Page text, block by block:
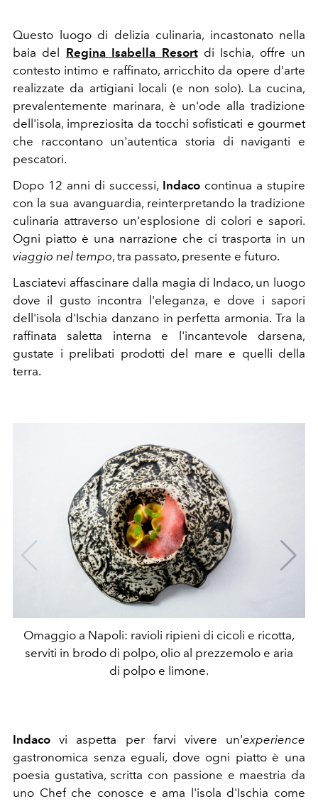
Questo luogo di delizia culinaria, incastonato nella
baia del Regina Isabella Resort di Ischia, offre un
contesto intimo e raffinato, arricchito da opere d'arte
realizzate da artigiani locali (e non solo). La cucina,
prevalentemente marinara, è un'ode alla tradizione
dell'isola, impreziosita da tocchi sofisticati e gourmet
che raccontano un'autentica storia di naviganti e
pescatori.
Dopo 12 anni di successi, Indaco continua a stupire
con la sua avanguardia, reinterpretando la tradizione
culinaria attraverso un'esplosione di colori e sapori.
Ogni piatto è una narrazione che ci trasporta in un
viaggio nel tempo, tra passato, presente e futuro.
Lasciatevi affascinare dalla magia di Indaco, un luogo
dove il gusto incontra l'eleganza, e dove i sapori
dell'isola d'Ischia danzano in perfetta armonia. Tra la
raffinata saletta interna e l'incantevole darsena,
gustate i prelibati prodotti del mare e quelli della
terra.
Omaggio a Napoli: ravioli ripieni di cicoli e ricotta,
serviti in brodo di polpo, olio al prezzemolo e aria
di polpo e limone.
Indaco vi aspetta per farvi vivere un'experience
gastronomica senza eguali, dove ogni piatto è una
poesia gustativa, scritta con passione e maestria da
uno Chef che conosce e ama l'isola d'Ischia come